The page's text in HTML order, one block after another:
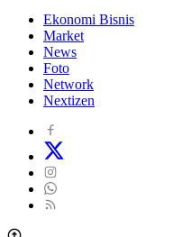
Ekonomi Bisnis
Market
News
Foto
Network
Nextizen